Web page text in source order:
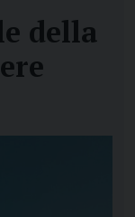
della